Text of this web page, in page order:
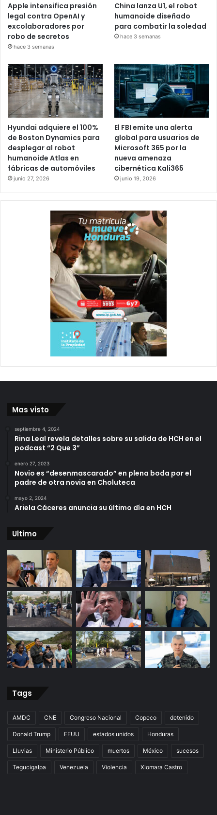
Apple intensifica presión
legal contra OpenAI y
excolaboradores por
robo de secretos
hace 3 semanas
China lanza U1, el robot
humanoide diseñado
para combatir la soledad
hace 3 semanas
Hyundai adquiere el 100%
de Boston Dynamics para
desplegar al robot
humanoide Atlas en
fábricas de automóviles
junio 27, 2026
El FBI emite una alerta
global para usuarios de
Microsoft 365 por la
nueva amenaza
cibernética Kali365
junio 19, 2026
Mas visto
septiembre 4, 2024
Rina Leal revela detalles sobre su salida de HCH en el
podcast “2 Que 3”
enero 27, 2023
Novio es “desenmascarado” en plena boda por el
padre de otra novia en Choluteca
mayo 2, 2024
Ariela Cáceres anuncia su último día en HCH
Ultimo
Tags
AMDC CNE Congreso Nacional Copeco detenido
Donald Trump EEUU estados unidos Honduras
Lluvias Ministerio Público muertos México sucesos
Tegucigalpa Venezuela Violencia Xiomara Castro